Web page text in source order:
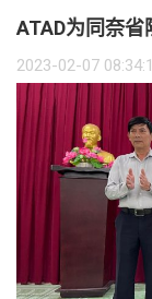
ATAD为同奈
2023-02-07